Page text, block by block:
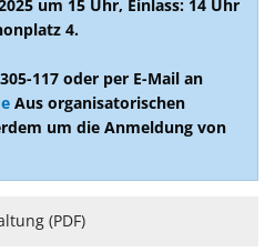
um 15 Uhr, Einlass: 14 Uhr
4.
117 oder per E-Mail an
Aus organisatorischen
um die Anmeldung von
(PDF)